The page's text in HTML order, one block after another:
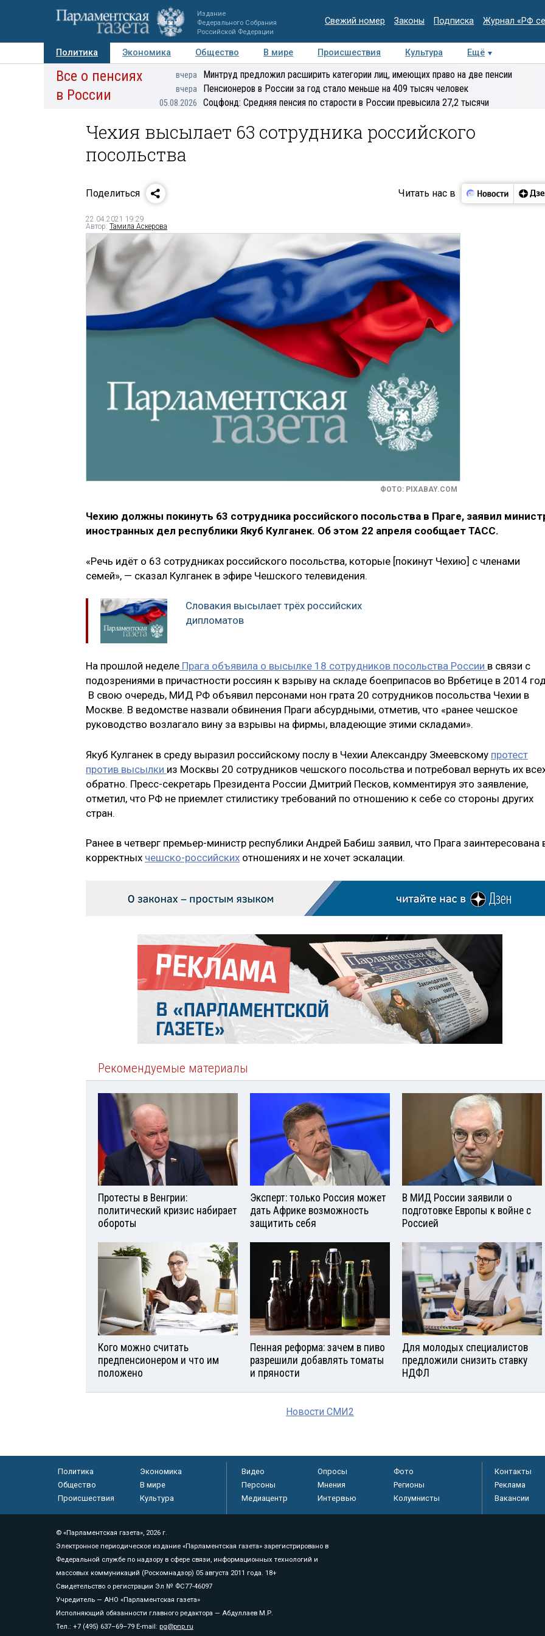
Издание
Федерального Собрания
Российской Федерации
Свежий номер Законы Подписка Журнал «РФ
Политика Экономика Общество В мире Происшествия Культура
Ещё
Авторы Персоны Мнения Регионы Медиацентр Интервью Колумнисты
Все о пенсиях
в России
вчера Минтруд предложил расширить категории лиц, имеющих право на две пенсии
вчера Пенсионеров в России за год стало меньше на 409 тысяч человек
05.08.2026 Соцфонд: Средняя пенсия по старости в России превысила 27,2 тысячи
Чехия высылает 63 сотрудника российского
посольства
Поделиться Читать нас в
22.04.2021 19:29
Автор: Тамила Аскерова
ФОТО: PIXABAY.COM
Чехию должны покинуть 63 сотрудника российского посольства в Праге, заявил
иностранных дел республики Якуб Кулганек. Об этом 22 апреля сообщает ТАСС.
«Речь идёт о 63 сотрудниках российского посольства, которые [покинут Чехию] с членами
семей», — сказал Кулганек в эфире Чешского телевидения.
Словакия высылает трёх российских
дипломатов
На прошлой неделе Прага объявила о высылке 18 сотрудников посольства России в связи с
подозрениями в причастности россиян к взрыву на складе боеприпасов во Врбетице в 2014
В свою очередь, МИД РФ объявил персонами нон грата 20 сотрудников посольства Чехии в
Москве. В ведомстве назвали обвинения Праги абсурдными, отметив, что «ранее чешское
руководство возлагало вину за взрывы на фирмы, владеющие этими складами».
Якуб Кулганек в среду выразил российскому послу в Чехии Александру Змеевскому протест
против высылки из Москвы 20 сотрудников чешского посольства и потребовал вернуть их
обратно. Пресс-секретарь Президента России Дмитрий Песков, комментируя это заявление,
отметил, что РФ не приемлет стилистику требований по отношению к себе со стороны других
стран.
Ранее в четверг премьер-министр республики Андрей Бабиш заявил, что Прага заинтересована
корректных чешско-российских отношениях и не хочет эскалации.
Рекомендуемые материалы
Протесты в Венгрии:
политический кризис набирает
обороты
Эксперт: только Россия может
дать Африке возможность
защитить себя
В МИД России заявили о
подготовке Европы к войне с
Россией
Кого можно считать
предпенсионером и что им
положено
Пенная реформа: зачем в пиво
разрешили добавлять томаты
и пряности
Для молодых специалистов
предложили снизить ставку
НДФЛ
Новости СМИ2
Политика
Экономика
Общество
В мире
Происшествия
Культура
Видео Опросы
Фото
Персоны
Мнения
Регионы
Медиацентр
Интервью Колумнисты
Контакты
Реклама
Вакансии
© «Парламентская газета», 2026 г.
Электронное периодическое издание «Парламентская газета» зарегистрировано в
Федеральной службе по надзору в сфере связи, информационных технологий и
массовых коммуникаций (Роскомнадзор) 05 августа 2011 года. 18+
Свидетельство о регистрации Эл № ФС77-46097
Учредитель — АНО «Парламентская газета»
Исполняющий обязанности главного редактора — Абдуллаев М.Р.
Тел.: +7 (495) 637–69–79 E-mail: pg@pnp.ru